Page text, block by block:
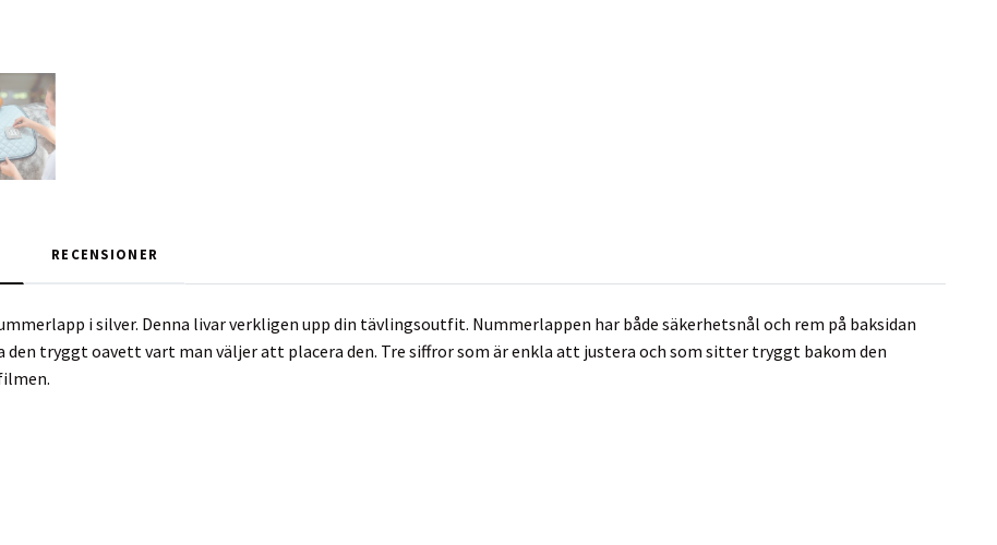
RECENSIONER
i silver. Denna livar verkligen upp din tävlingsoutfit. Nummerlappen har både säkerhetsnål och rem på baksidan
den tryggt oavett vart man väljer att placera den. Tre siffror som är enkla att justera och som sitter tryggt bakom den